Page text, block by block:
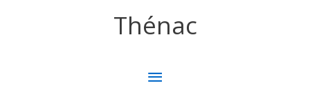
Thénac
MENU